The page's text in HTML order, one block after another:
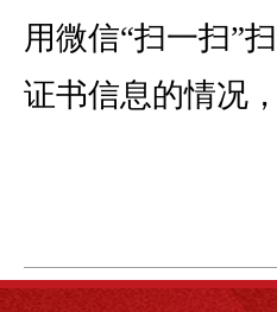
用微信“扫一扫”
证书信息的情况